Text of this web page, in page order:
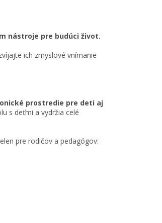
nástroje pre budúci život.
ich zmyslové vnímanie
prostredie pre deti aj
s deťmi a vydržia celé
pre rodičov a pedagógov: